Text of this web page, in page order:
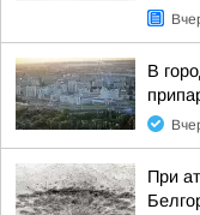
В
При